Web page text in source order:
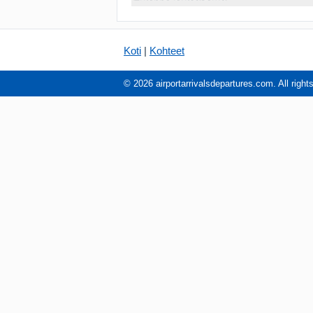
Koti | Kohteet
© 2026 airportarrivalsdepartures.com. All